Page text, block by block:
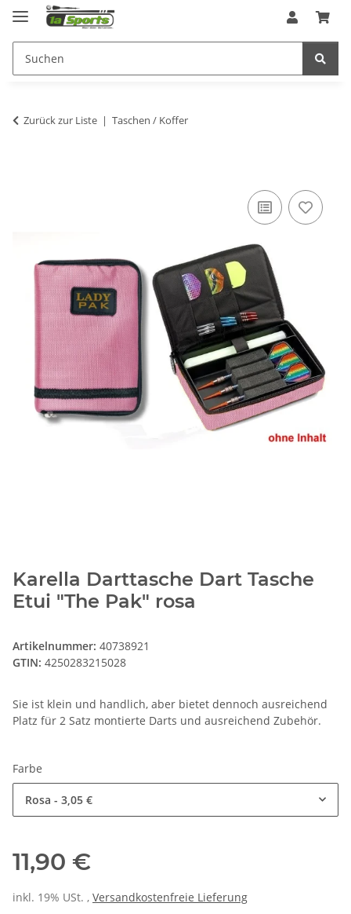
Zurück zur Liste Taschen / Koffer
Karella Darttasche Dart Tasche
Etui "The Pak" rosa
Artikelnummer: 40738921
GTIN: 4250283215028
Sie ist klein und handlich, aber bietet dennoch ausreichend
Platz für 2 Satz montierte Darts und ausreichend Zubehör.
Farbe
Rosa - 3,05 €
11,90 €
inkl. 19% USt. , Versandkostenfreie Lieferung